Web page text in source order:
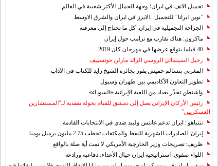
تجميل الانف في ايران؛ وجهة الجمال الأكثر شعبية في العالم
"نوين ايرانا" للتجميل ..الابرز في ايران والشرق الاوسط
الجراحة التجميلية في إيران: كل ما تحتاج إلى معرفته
ماكرون: هناك تقارب مع ترامب حول إيران
40 فيلما يتوقع عرضها في مهرجان كان 2019
رحيل السينمائي الروسي الرائد مارلن خوتسييف
المغربي بنسالم حميش يفوز بجائزة الشيخ زايد للكتاب في الآداب
تطوير التعاون الأكاديمي بين طهران وسيول
واشنطن تحذّر بغداد من اللعبة الإيرانية «السوداء»
رئيس الأركان الإيراني يصل إلى دمشق للقيام بجولة تفقدية لـ"المستشارين
العسكريين"
نتنياهو : ايران تدعم غانتس ولبيد ضدي في الانتخابات القادمة
إيران: الصادرات الشهریة للنفط والمكثفات تخطت 2.75 مليون برميل يوميا
ظريف: تصريحات وزير الخارجية الأمريكي لا تمت أية صلة بالواقع
اللواء صفوي: استراتيجية ايران حيال الأعداء، دفاعية ورادعة